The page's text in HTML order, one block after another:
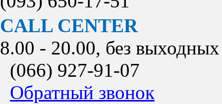
CALL CENTER
8.00 - 20.00, без выходных
(066) 927-91-07
Обратный звонок